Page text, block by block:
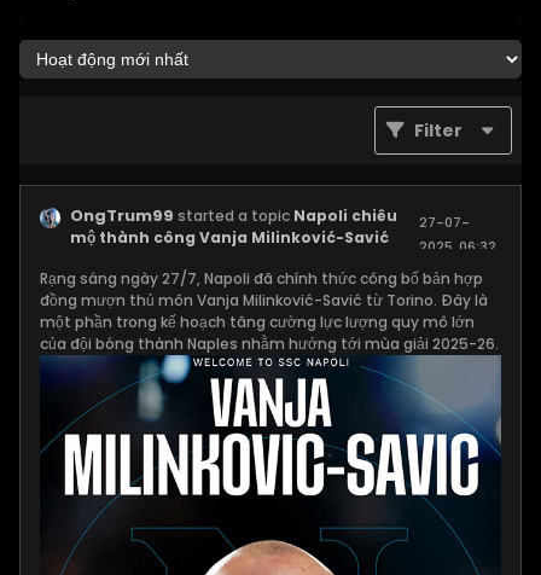
Filter
OngTrum99 started a topic Napoli chiêu
mộ thành công Vanja Milinković-Savić
27-07-
2025, 06:32
AM
Rạng sáng ngày 27/7, Napoli đã chính thức công bố bản hợp
đồng mượn thủ môn Vanja Milinković-Savić từ Torino. Đây là
một phần trong kế hoạch tăng cường lực lượng quy mô lớn
của đội bóng thành Naples nhằm hướng tới mùa giải 2025-26.